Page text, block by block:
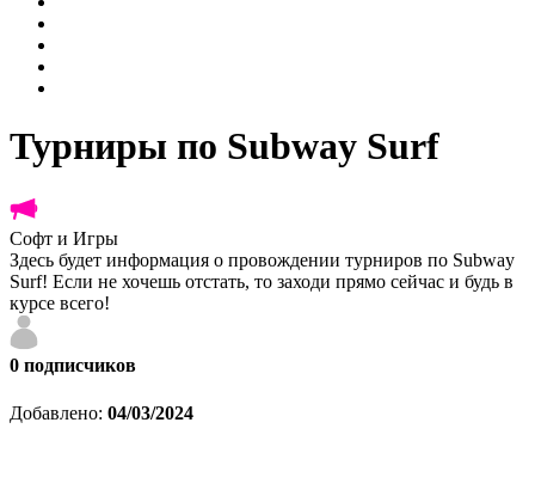
Турниры по Subway Surf
Софт и Игры
Здесь будет информация о провождении турниров по Subway
Surf! Если не хочешь отстать, то заходи прямо сейчас и будь в
курсе всего!
0 подписчиков
Добавлено: 04/03/2024